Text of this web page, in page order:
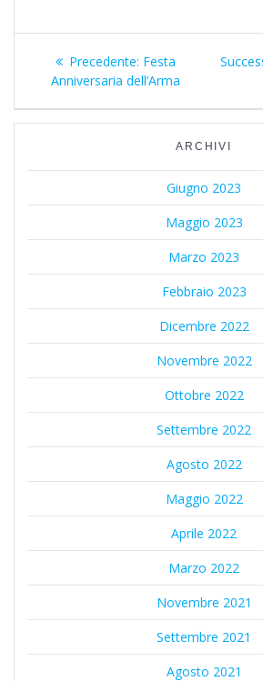
Navigazione
articoli
Precedente: Articolo
precedente:
Festa
Anniversaria dell’Arma
ARCHIVI
Giugno 2023
Maggio 2023
Marzo 2023
Febbraio 2023
Dicembre 2022
Novembre 2022
Ottobre 2022
Settembre 2022
Agosto 2022
Maggio 2022
Aprile 2022
Marzo 2022
Novembre 2021
Settembre 2021
Agosto 2021